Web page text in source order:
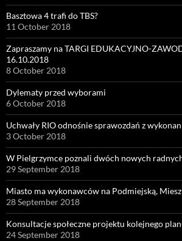
Basztowa 4 trafi do TBS?
11 October 2018
Zapraszamy na TARGI EDUKACYJNO-
16.10.2018
8 October 2018
Dylematy przed wyborami
6 October 2018
Uchwały RIO odnośnie sprawozdań z
3 October 2018
W Pielgrzymce poznali dwóch nowych
29 September 2018
Miasto ma wykonawców na Podmiejską,
28 September 2018
Konsultacje społeczne projektu kolejnego
24 September 2018